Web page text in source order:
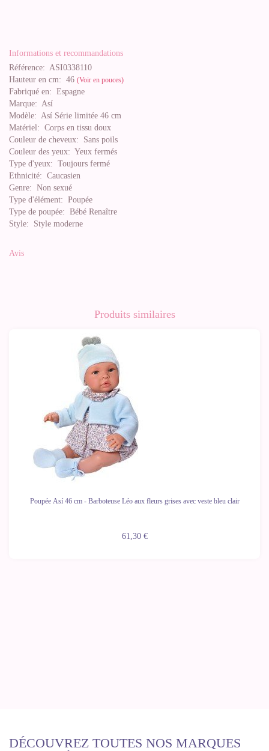
Informations et recommandations
Référence: ASI0338110
Hauteur en cm: 46 (Voir en pouces)
Fabriqué en: Espagne
Marque: Así
Modèle: Así Série limitée 46 cm
Matériel: Corps en tissu doux
Couleur de cheveux: Sans poils
Couleur des yeux: Yeux fermés
Type d'yeux: Toujours fermé
Ethnicité: Caucasien
Genre: Non sexué
Type d'élément: Poupée
Type de poupée: Bébé Renaître
Style: Style moderne
Avis
Produits similaires
Poupée Así 46 cm - Barboteuse Léo aux fleurs grises avec veste bleu clair
61,30 €
DÉCOUVREZ TOUTES NOS MARQUES